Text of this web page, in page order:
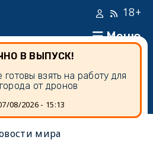
Меню
18+
В ВЫПУСК!
взять на работу для
от дронов
08/2026 - 15:13
мира